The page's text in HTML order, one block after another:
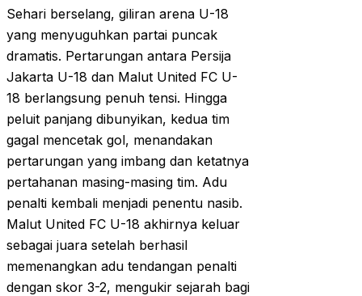
Sehari berselang, giliran arena U-18
yang menyuguhkan partai puncak
dramatis. Pertarungan antara Persija
Jakarta U-18 dan Malut United FC U-
18 berlangsung penuh tensi. Hingga
peluit panjang dibunyikan, kedua tim
gagal mencetak gol, menandakan
pertarungan yang imbang dan ketatnya
pertahanan masing-masing tim. Adu
penalti kembali menjadi penentu nasib.
Malut United FC U-18 akhirnya keluar
sebagai juara setelah berhasil
memenangkan adu tendangan penalti
dengan skor 3-2, mengukir sejarah bagi